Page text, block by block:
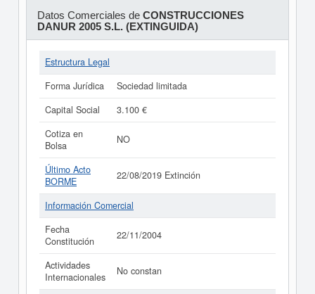
Datos Comerciales de CONSTRUCCIONES
DANUR 2005 S.L. (EXTINGUIDA)
Estructura Legal
Forma Jurídica
Sociedad limitada
Capital Social
3.100 €
Cotiza en
Bolsa
NO
Último Acto
BORME
22/08/2019 Extinción
Información Comercial
Fecha
Constitución
22/11/2004
Actividades
Internacionales
No constan